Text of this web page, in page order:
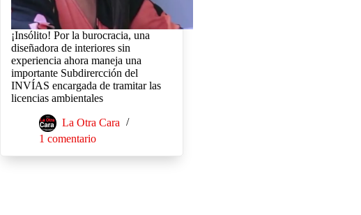
¡Insólito! Por la burocracia, una
diseñadora de interiores sin
experiencia ahora maneja una
importante Subdirercción del
INVÍAS encargada de tramitar las
licencias ambientales
La Otra Cara
1 comentario